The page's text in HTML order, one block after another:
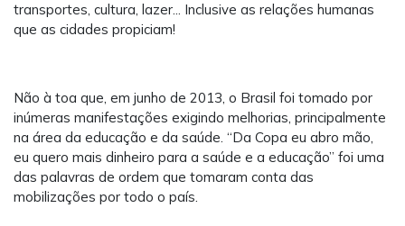
transportes, cultura, lazer... Inclusive as relações humanas
que as cidades propiciam!
Não à toa que, em junho de 2013, o Brasil foi tomado por
inúmeras manifestações exigindo melhorias, principalmente
na área da educação e da saúde. “Da Copa eu abro mão,
eu quero mais dinheiro para a saúde e a educação” foi uma
das palavras de ordem que tomaram conta das
mobilizações por todo o país.